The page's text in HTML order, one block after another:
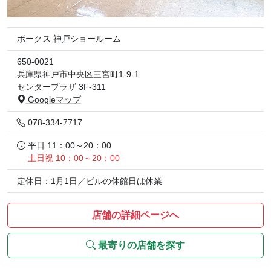
ボークス 神戸ショールーム
650-0021
兵庫県神戸市中央区三宮町1-9-1
センタープラザ 3F-311
Googleマップ
078-334-7717
平日 11：00～20：00
土日祝 10：00～20：00
定休日：1月1日／ビルの休館日は休業
店舗の詳細ページへ
最寄りの店舗を探す